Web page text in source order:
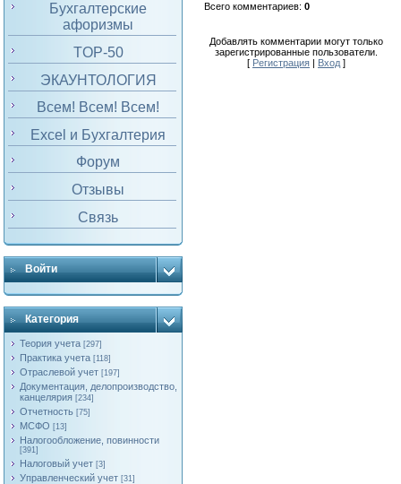
Бухгалтерские
афоризмы
TOP-50
ЭКАУНТОЛОГИЯ
Всем! Всем! Всем!
Excel и Бухгалтерия
Форум
Отзывы
Связь
Войти
Категория
Теория учета [297]
Практика учета [118]
Отраслевой учет [197]
Документация, делопроизводство,
канцелярия [234]
Отчетность [75]
МСФО [13]
Налогообложение, повинности
[391]
Налоговый учет [3]
Управленческий учет [31]
Всего комментариев:0
Добавлять комментарии могут только
зарегистрированные пользователи.
[ Регистрация| Вход]